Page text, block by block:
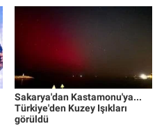
Sakarya'dan Kastamonu'ya...
Türkiye'den Kuzey Işıkları
görüldü